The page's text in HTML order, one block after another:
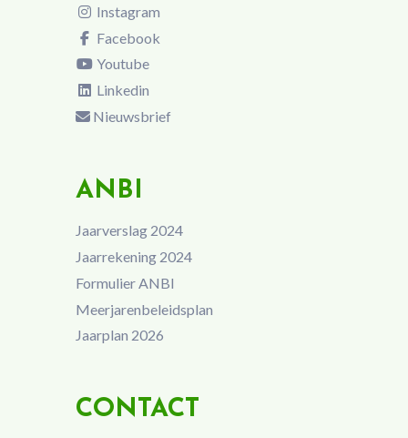
Instagram
Facebook
Youtube
Linkedin
Nieuwsbrief
ANBI
Jaarverslag 2024
Jaarrekening 2024
Formulier ANBI
Meerjarenbeleidsplan
Jaarplan 2026
CONTACT